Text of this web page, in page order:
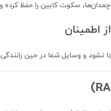
سکوت کابین را حفظ
اطمینان
و وسایل شما در حین